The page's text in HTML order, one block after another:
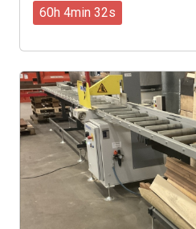
60h 4min 30s